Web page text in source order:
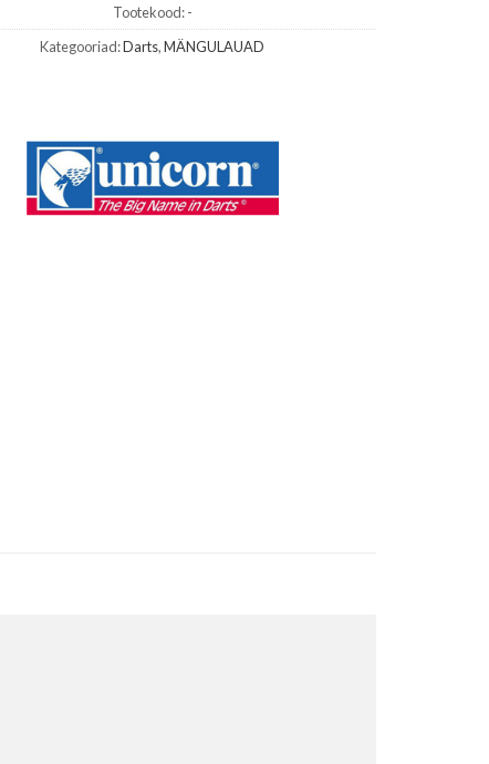
Tootekood:-
Kategooriad:Darts,MÄNGULAUAD